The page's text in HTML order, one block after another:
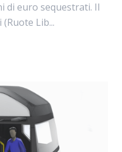
di euro sequestrati. Il
Lib...